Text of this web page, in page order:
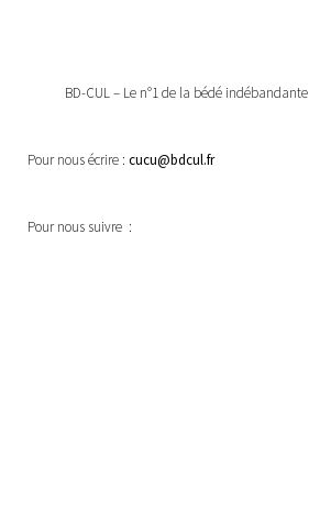
BD-CUL – Le n°1 de la bédé indébandante
Pour nous écrire : cucu@bdcul.fr
Pour nous suivre :